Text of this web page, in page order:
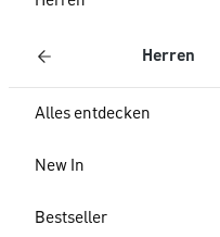
Herren
Alles entdecken
New In
Bestseller